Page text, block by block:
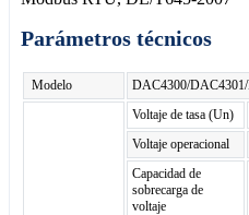
Parámetros técnicos
Modelo DAC4300/
Voltaje de tasa (Un)
Voltaje operacional
Capacidad de
sobrecarga de
voltaje